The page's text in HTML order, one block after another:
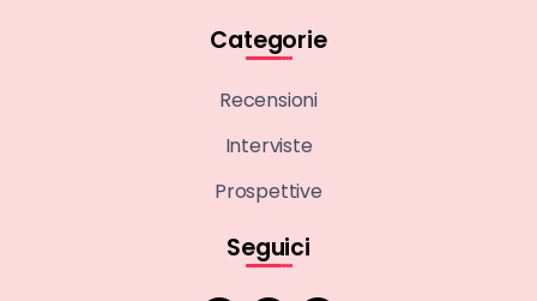
Categorie
Recensioni
Interviste
Prospettive
Seguici